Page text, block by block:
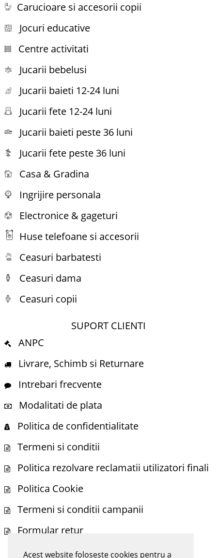
Acest website foloseste cookies pentru a
Carucioare si accesorii copii
Jocuri educative
Centre activitati
Jucarii bebelusi
Jucarii baieti 12-24 luni
Jucarii fete 12-24 luni
Jucarii baieti peste 36 luni
Jucarii fete peste 36 luni
Casa & Gradina
Ingrijire personala
Electronice & gageturi
Huse telefoane si accesorii
Ceasuri barbatesti
Ceasuri dama
Ceasuri copii
SUPORT CLIENTI
ANPC
Livrare, Schimb si Returnare
Intrebari frecvente
Modalitati de plata
Politica de confidentialitate
Termeni si conditii
Politica rezolvare reclamatii utilizatori finali
Politica Cookie
Termeni si conditii campanii
Formular retur